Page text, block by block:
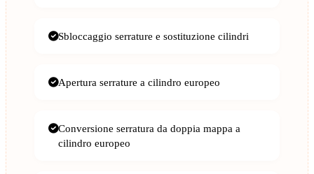
Sbloccaggio serrature e sostituzione cilindri
Apertura serrature a cilindro europeo
Conversione serratura da doppia mappa a
cilindro europeo